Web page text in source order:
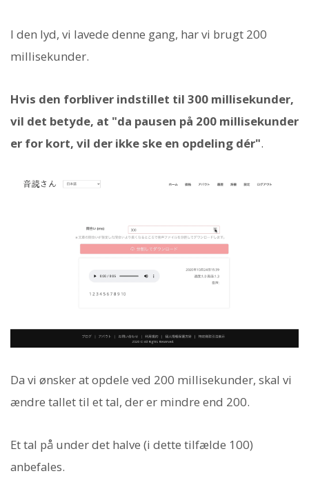
I den lyd, vi lavede denne gang, har vi brugt 200
millisekunder.
Hvis den forbliver indstillet til 300 millisekunder,
vil det betyde, at "da pausen på 200 millisekunder
er for kort, vil der ikke ske en opdeling dér".
Da vi ønsker at opdele ved 200 millisekunder, skal vi
ændre tallet til et tal, der er mindre end 200.
Et tal på under det halve (i dette tilfælde 100)
anbefales.